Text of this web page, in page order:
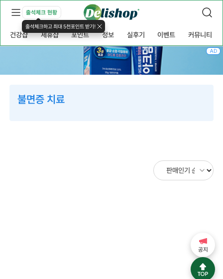
출석체크 현황
출석체크하고 최대 5천포인트 받기!
건강샵 제휴샵 포인트 정보 실후기 이벤트 커뮤니티
불면증 치료
AD
공지